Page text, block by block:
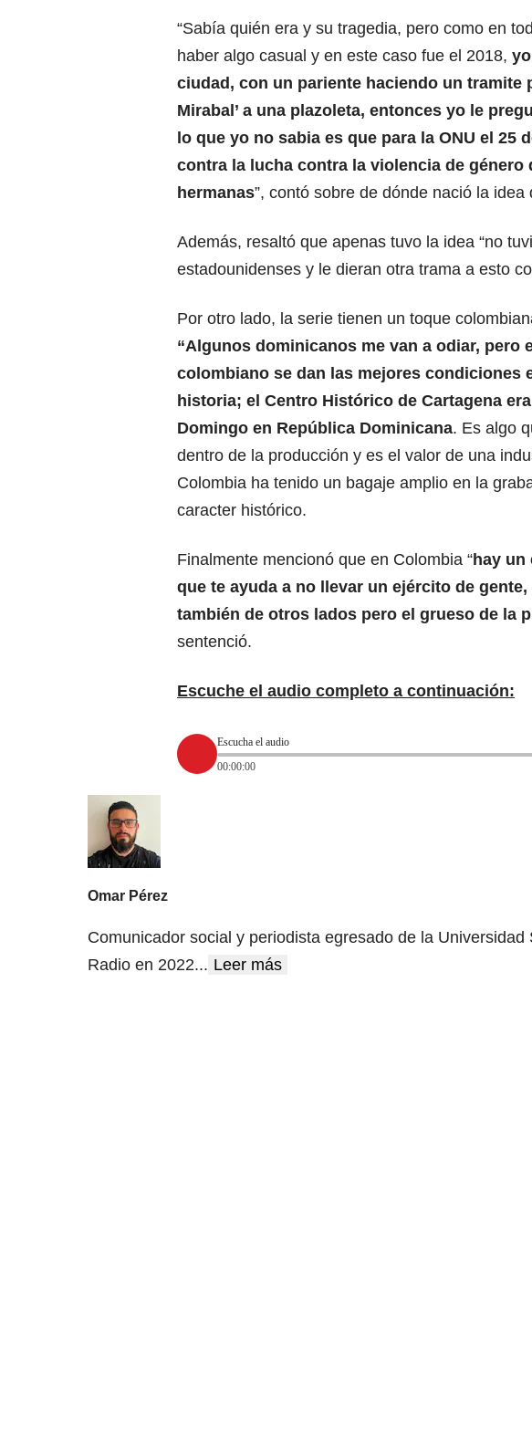
“Sabía quién era y su tragedia, pero como en
haber algo casual y en este caso fue el 2018,
ciudad, con un pariente haciendo un tramite
Mirabal’ a una plazoleta, entonces yo le
lo que yo no sabia es que para la ONU el 25
contra la lucha contra la violencia de género
hermanas”, contó sobre de dónde nació la idea
Además, resaltó que apenas tuvo la idea “no
estadounidenses y le dieran otra trama a esto
Por otro lado, la serie tienen un toque
“Algunos dominicanos me van a odiar, pero
colombiano se dan las mejores condiciones
historia; el Centro Histórico de Cartagena
Domingo en República Dominicana. Es algo
dentro de la producción y es el valor de una
Colombia ha tenido un bagaje amplio en la
caracter histórico.
Finalmente mencionó que en Colombia “hay
que te ayuda a no llevar un ejército de
también de otros lados pero el grueso de la
sentenció.
Escuche el audio completo a continuación:
Escucha el audio
00:00:00
Omar Pérez
Comunicador social y periodista egresado de la
Radio en 2022... Leer más